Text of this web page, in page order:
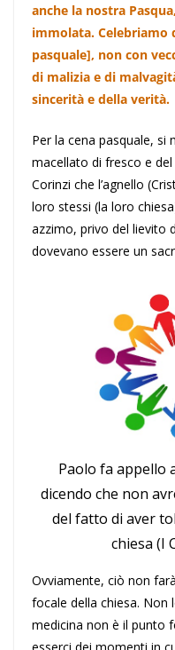
anche la nostra
immolata. Celebriamo
pasquale], non con
di malizia e di
sincerità e della verità.
Per la cena pasquale, si
macellato di fresco e
Corinzi che l’agnello
loro stessi (la loro
azzimo, privo del lievito
dovevano essere un
Paolo fa appello
dicendo che non
del fatto di aver
chiesa (I
Ovviamente, ciò non
focale della chiesa. Non
medicina non è il punto
esserci dei momenti in